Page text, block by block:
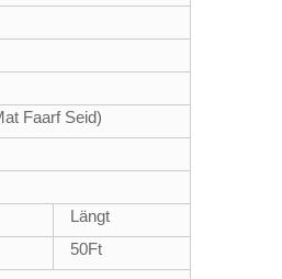
Faarf Seid)
Längt
50Ft